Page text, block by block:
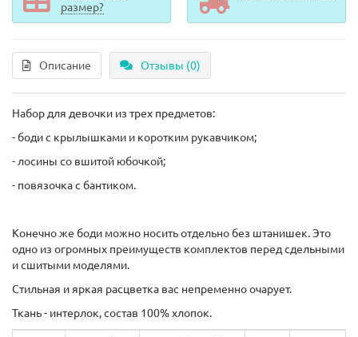
размер?
Описание Отзывы (0)
Набор для девочки из трех предметов:
- боди с крылышками и коротким рукавчиком;
- лосины со вшитой юбочкой;
- повязочка с бантиком.
Конечно же боди можно носить отдельно без штанишек. Это
одно из огромных преимуществ комплектов перед сдельными
и сшитыми моделями.
Стильная и яркая расцветка вас непременно очарует.
Ткань - интерлок, состав 100% хлопок.